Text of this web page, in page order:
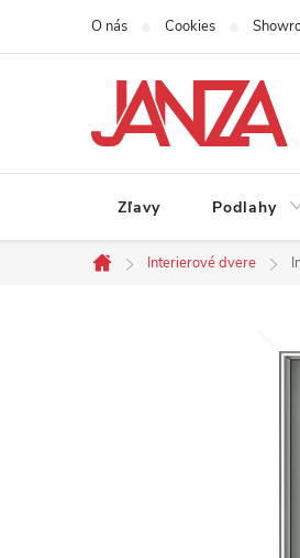
Prejsť na obsah
O nás Cookies
Zľavy Podlahy
Domov
Interierové dvere